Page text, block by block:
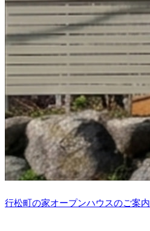
行松町の家オープンハウスのご案内